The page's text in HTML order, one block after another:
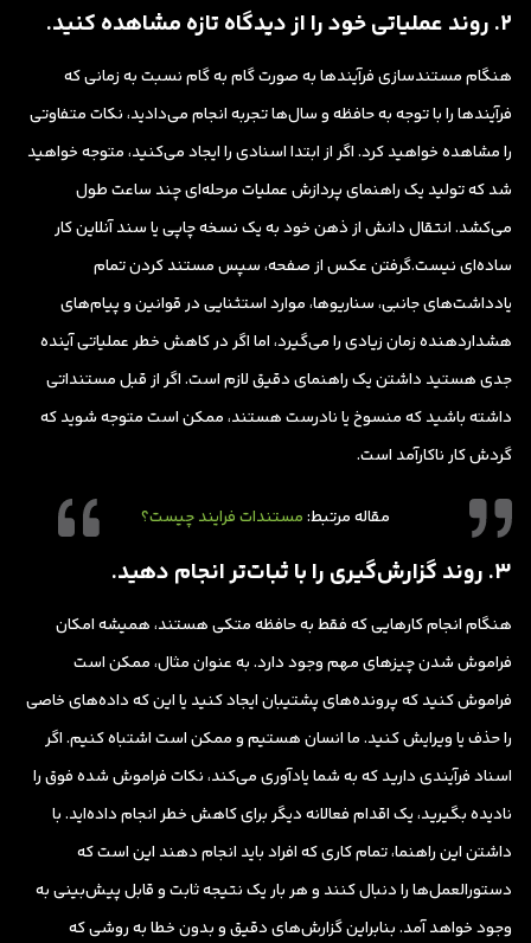
2. روند عملیاتی خود را از دیدگاه تازه مشاهده کنید.
هنگام مستندسازی فرآیندها به صورت گام به گام نسبت به زمانی که
فرآیندها را با توجه به حافظه و سال‌ها تجربه انجام می‌دادید، نکات متفاوتی
را مشاهده خواهید کرد. اگر از ابتدا اسنادی را ایجاد می‌کنید، متوجه خواهید
شد که تولید یک راهنمای پردازش عملیات مرحله‌ای چند ساعت طول
می‌کشد. انتقال دانش از ذهن خود به یک نسخه چاپی یا سند آنلاین کار
ساده‌ای نیست.گرفتن عکس از صفحه، سپس مستند کردن تمام
یادداشت‌های جانبی، سناریوها، موارد استثنایی در قوانین و پیام‌های
هشداردهنده زمان زیادی را می‌گیرد، اما اگر در کاهش خطر عملیاتی آینده
جدی هستید داشتن یک راهنمای دقیق لازم است. اگر از قبل مستنداتی
داشته باشید که منسوخ یا نادرست هستند، ممکن است متوجه شوید که
گردش کار ناکارآمد است.
مقاله مرتبط:مستندات فرایند چیست؟
3. روند گزارش‌گیری را با ثبات‌تر انجام دهید.
هنگام انجام کارهایی که فقط به حافظه متکی هستند، همیشه امکان
فراموش شدن چیزهای مهم وجود دارد. به عنوان مثال، ممکن است
فراموش کنید که پرونده‌های پشتیبان ایجاد کنید یا این که داده‌های خاصی
را حذف یا ویرایش کنید. ما انسان هستیم و ممکن است اشتباه کنیم. اگر
اسناد فرآیندی دارید که به شما یادآوری می‌کند، نکات فراموش شده فوق را
نادیده بگیرید، یک اقدام فعالانه دیگر برای کاهش خطر انجام داده‌اید. با
داشتن این راهنما، تمام کاری که افراد باید انجام دهند این است که
دستورالعمل‌ها را دنبال کنند و هر بار یک نتیجه ثابت و قابل پیش‌بینی به
وجود خواهد آمد. بنابراین گزارش‌های دقیق و بدون خطا به روشی که